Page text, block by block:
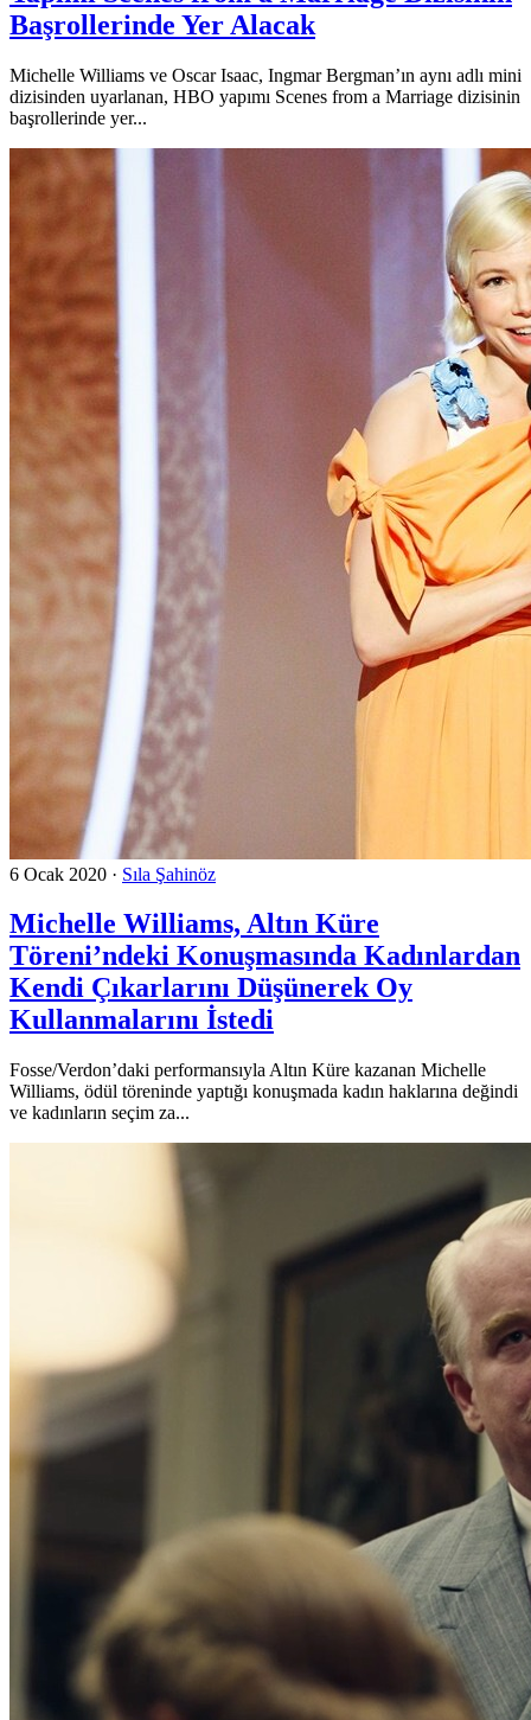
Başrollerinde Yer Alacak
Michelle Williams ve Oscar Isaac, Ingmar Bergman’ın aynı adlı mini
dizisinden uyarlanan, HBO yapımı Scenes from a Marriage dizisinin
başrollerinde yer...
6 Ocak 2020 · Sıla Şahinöz
Michelle Williams, Altın Küre
Töreni’ndeki Konuşmasında Kadınlardan
Kendi Çıkarlarını Düşünerek Oy
Kullanmalarını İstedi
Fosse/Verdon’daki performansıyla Altın Küre kazanan Michelle
Williams, ödül töreninde yaptığı konuşmada kadın haklarına değindi
ve kadınların seçim za...